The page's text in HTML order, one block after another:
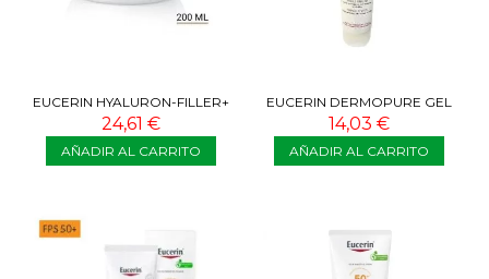
EUCERIN HYALURON-FILLER+
ELASTICITY CREMA
CORPORAL...
24,61 €
AÑADIR AL CARRITO
EUCERIN DERMOPURE GEL
TRIPLE EFECTO 150 ML
14,03 €
AÑADIR AL CARRITO